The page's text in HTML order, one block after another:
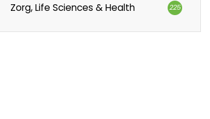
Zorg, Life Sciences & Health 225